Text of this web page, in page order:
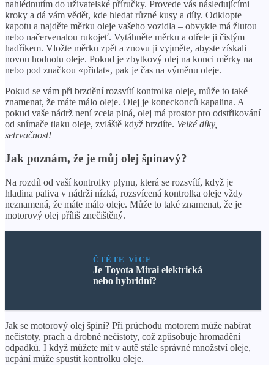
nahlédnutím do uživatelské příručky. Provede vás následujícími
kroky a dá vám vědět, kde hledat různé kusy a díly. Odklopte
kapotu a najděte měrku oleje vašeho vozidla – obvykle má žlutou
nebo načervenalou rukojeť. Vytáhněte měrku a otřete ji čistým
hadříkem. Vložte měrku zpět a znovu ji vyjměte, abyste získali
novou hodnotu oleje. Pokud je zbytkový olej na konci měrky na
nebo pod značkou «přidat», pak je čas na výměnu oleje.
Pokud se vám při brzdění rozsvítí kontrolka oleje, může to také
znamenat, že máte málo oleje. Olej je koneckonců kapalina. A
pokud vaše nádrž není zcela plná, olej má prostor pro odstřikování
od snímače tlaku oleje, zvláště když brzdíte. Velké díky,
setrvačnost!
Jak poznám, že je můj olej špinavý?
Na rozdíl od vaší kontrolky plynu, která se rozsvítí, když je
hladina paliva v nádrži nízká, rozsvícená kontrolka oleje vždy
neznamená, že máte málo oleje. Může to také znamenat, že je
motorový olej příliš znečištěný.
ČTĚTE VÍCE
Je Toyota Mirai elektrická
nebo hybridní?
Jak se motorový olej špiní? Při průchodu motorem může nabírat
nečistoty, prach a drobné nečistoty, což způsobuje hromadění
odpadků. I když můžete mít v autě stále správné množství oleje,
ucpání může spustit kontrolku oleje.